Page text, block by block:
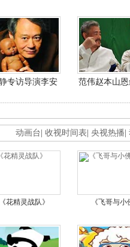
专访导演李安 范伟赵本山
动画台 收视时间表 央视热播
《花精灵战队》 《飞哥与小